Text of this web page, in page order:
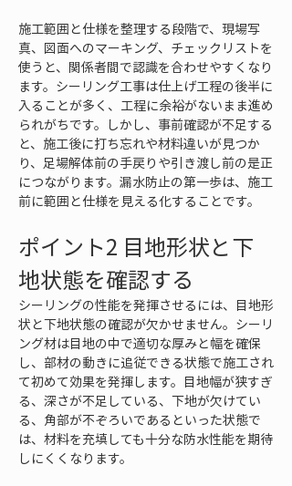
施工範囲と仕様を整理する段階で、現場写
真、図面へのマーキング、チェックリストを
使うと、関係者間で認識を合わせやすくなり
ます。シーリング工事は仕上げ工程の後半に
入ることが多く、工程に余裕がないまま進め
られがちです。しかし、事前確認が不足する
と、施工後に打ち忘れや材料違いが見つか
り、足場解体前の手戻りや引き渡し前の是正
につながります。漏水防止の第一歩は、施工
前に範囲と仕様を見える化することです。
ポイント2 目地形状と下
地状態を確認する
シーリングの性能を発揮させるには、目地形
状と下地状態の確認が欠かせません。シーリ
ング材は目地の中で適切な厚みと幅を確保
し、部材の動きに追従できる状態で施工され
て初めて効果を発揮します。目地幅が狭すぎ
る、深さが不足している、下地が欠けてい
る、角部が不ぞろいであるといった状態で
は、材料を充填しても十分な防水性能を期待
しにくくなります。